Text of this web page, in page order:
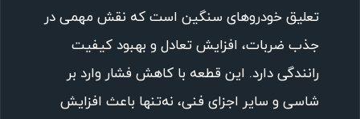
تعلیق خودروهای سنگین است که نقش مهمی در
جذب ضربات، افزایش تعادل و بهبود کیفیت
رانندگی دارد. این قطعه با کاهش فشار وارد بر
شاسی و سایر اجزای فنی، نه‌تنها باعث افزایش